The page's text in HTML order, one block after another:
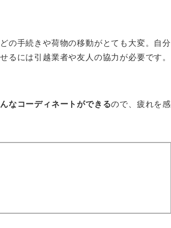
の手続きや荷物の移動がとても大変。自分
るには引越業者や友人の協力が必要です。
なコーディネートができるので、疲れを感